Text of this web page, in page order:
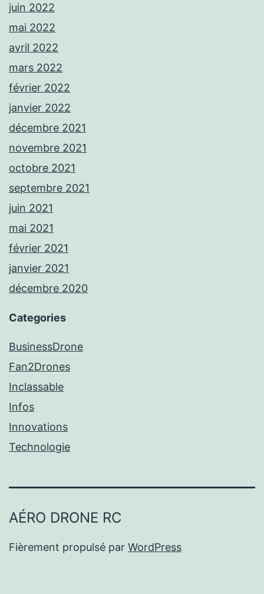
juin 2022
mai 2022
avril 2022
mars 2022
février 2022
janvier 2022
décembre 2021
novembre 2021
octobre 2021
septembre 2021
juin 2021
mai 2021
février 2021
janvier 2021
décembre 2020
Categories
BusinessDrone
Fan2Drones
Inclassable
Infos
Innovations
Technologie
AÉRO DRONE RC
Fièrement propulsé par WordPress